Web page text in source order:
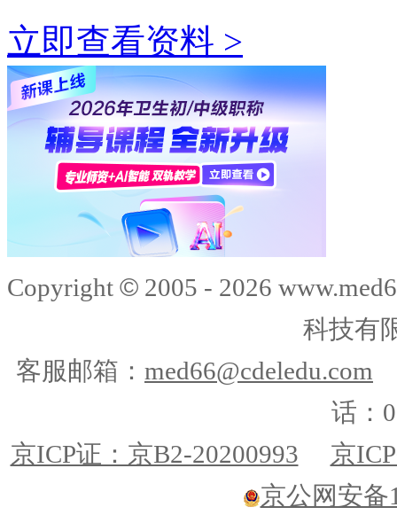
立即查看资料 >
Copyright © 2005 - 2026
科技有
客服邮箱： med66@cdeledu.com
话：
京ICP证：京B2-20200993
京
京公网安备